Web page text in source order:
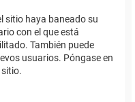
sitio haya baneado su
con el que está
También puede
usuarios. Póngase en